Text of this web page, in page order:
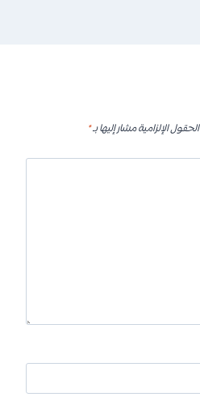
الحقول الإلزامية مشار إليها بـ*